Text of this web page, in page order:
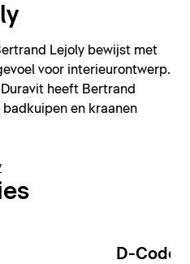
Lejoly bewijst met
voor interieurontwerp.
heeft Bertrand
badkuipen en kraanen
D-Code